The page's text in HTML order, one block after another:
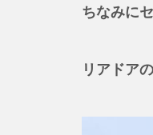
ちなみに
リアドア